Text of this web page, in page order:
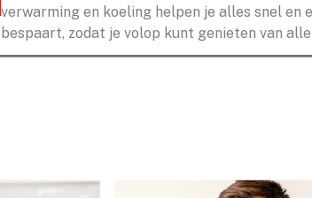
verwarming en koeling helpen je alles snel
bespaart, zodat je volop kunt genieten van